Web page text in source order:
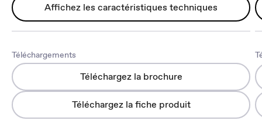
Affichez les caractéristiques techniques
Téléchargements
Téléchargez la brochure
Téléchargez la fiche produit